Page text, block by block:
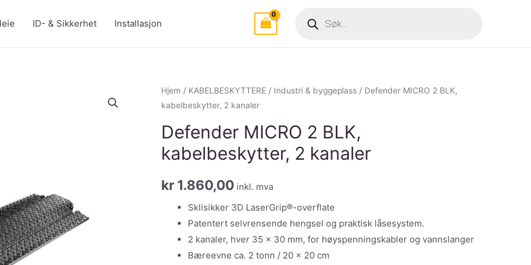
ID- & Sikkerhet Installasjon search
Hjem / KABELBESKYTTERE / Industri & byggeplass / Defender MICRO 2 BLK,
kabelbeskytter, 2 kanaler
Defender MICRO 2 BLK,
kabelbeskytter, 2 kanaler
kr 1.860,00 inkl. mva
Sklisikker 3D LaserGrip®-overflate
Patentert selvrensende hengsel og praktisk låsesystem.
2 kanaler, hver 35 x 30 mm, for høyspenningskabler og vannslanger
Bæreevne ca. 2 tonn / 20 x 20 cm